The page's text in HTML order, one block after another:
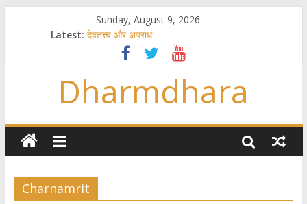
Sunday, August 9, 2026
Latest: देवतत्त्व और अपराध
स्त्रियाँ वेदाधिकारिणी क्यों नहीं हैं
विश्व का सबसे बड़ा और वैज्ञानिक समय गणना तन्त्र
तुम्हीं हो माता, पिता तुम्हीं हो ??
गौ सेवा और राजयोग
Dharmdhara
Charnamrit